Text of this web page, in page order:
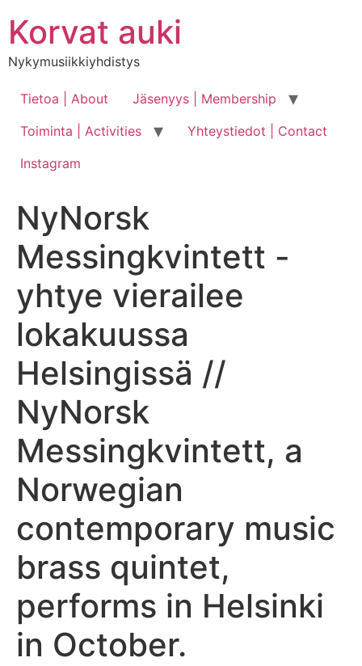
content
Korvat auki
Nykymusiikkiyhdistys
Tietoa | About
Jäsenyys | Membership
Toiminta | Activities
Yhteystiedot | Contact
Instagram
NyNorsk
Messingkvintett -
yhtye vierailee
lokakuussa
Helsingissä //
NyNorsk
Messingkvintett, a
Norwegian
contemporary music
brass quintet,
performs in Helsinki
in October.